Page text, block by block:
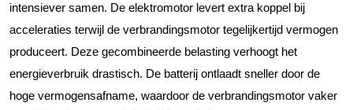
intensiever samen. De elektromotor levert extra koppel bij
acceleraties terwijl de verbrandingsmotor tegelijkertijd vermogen
produceert. Deze gecombineerde belasting verhoogt het
energieverbruik drastisch. De batterij ontlaadt sneller door de
hoge vermogensafname, waardoor de verbrandingsmotor vaker